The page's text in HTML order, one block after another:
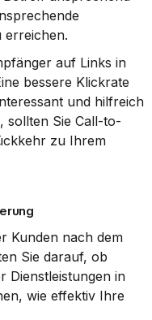
erreichen.
auf Links in
bessere Klickrate
und hilfreich
sollten Sie Call-to-
zu Ihrem
Kunden nach dem
Sie darauf, ob
Dienstleistungen in
wie effektiv Ihre